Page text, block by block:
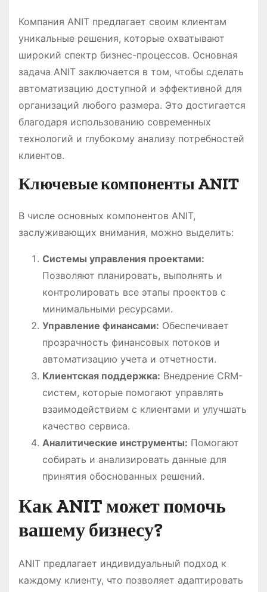
Компания ANIT предлагает своим клиентам
уникальные решения, которые охватывают
широкий спектр бизнес-процессов. Основная
задача ANIT заключается в том, чтобы сделать
автоматизацию доступной и эффективной для
организаций любого размера. Это достигается
благодаря использованию современных
технологий и глубокому анализу потребностей
клиентов.
Ключевые компоненты ANIT
В числе основных компонентов ANIT,
заслуживающих внимания, можно выделить:
Системы управления проектами:
Позволяют планировать, выполнять и
контролировать все этапы проектов с
минимальными ресурсами.
Управление финансами: Обеспечивает
прозрачность финансовых потоков и
автоматизацию учета и отчетности.
Клиентская поддержка: Внедрение CRM-
систем, которые помогают управлять
взаимодействием с клиентами и улучшать
качество сервиса.
Аналитические инструменты: Помогают
собирать и анализировать данные для
принятия обоснованных решений.
Как ANIT может помочь
вашему бизнесу?
ANIT предлагает индивидуальный подход к
каждому клиенту, что позволяет адаптировать